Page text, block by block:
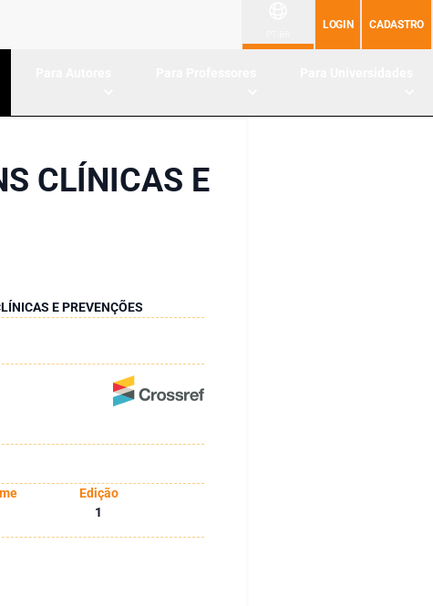
LOGIN CADASTRO
CLÍNICAS E
E PREVENÇÕES
Edição
1